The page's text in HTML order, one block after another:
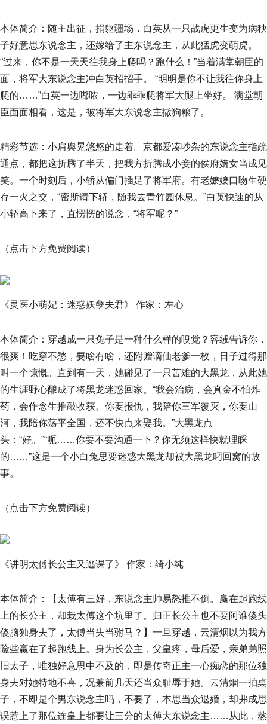
本体简介：随主出征，捐躯疆场，白英从一只战虎更生变为病秧
子好意思东说念主，还嫁给了主东说念主，从此猛虎变萌虎。
“过来，你不是一天天往我身上爬吗？跑什么！”当着满堂朝臣的
面，将军大东说念主冲白英招招手。 “明明是你不让我往你身上
爬的……”白英一边嘟哝，一边乖乖爬将军大腿上坐好。 满堂朝
臣面面相看，这是，被将军大东说念主撒狗粮了。
精彩节选：小肩舆晃悠悠的走着。京都爱凑吵杂的东说念主指疏
通点，都把这折腾了半天，把我方折腾成小妾的侯府嫡女当成见
笑。一个时刻后，小轿从偏门插足了将军府。有老嬷嬷口吻生硬
存一火之交，“密斯请下轿，随我去青竹园休息。”白英快速的从
小轿高下来了，直愣愣的说念，“将军呢？”
（点击下方免费阅读）
《灵医小萌妃：迷惑妖孽夫君》 作家：左心
本体简介：穿越成一只兔子是一种什么样的嗅觉？容绒告诉你，
很爽！吃穿不愁，要啥有啥，还附赠谪仙老爹一枚，日子过得那
叫一个慷慨。直到有一天，她碰见了一只苦难的大黑龙，从此她
的生涯野心酿成了将黑龙迷惑回家。“我会治病，会真金不怕炸
药，会作念生推敲收获。你要报仇，我陪你三军覆灭，你要山
河，我陪你荡平全国，还不快点来娶我。”大黑龙点
头：“好。”“呃……你要不要沟通一下？你无须这样快就理睬
的……”这是一个小白兔思要迷惑大黑龙却被大黑龙叼回窝的故
事。
（点击下方免费阅读）
《讲明太傅长公主又逃课了》 作家：绮小纯
本体简介：【太傅有三好，东说念主帅易怒推不倒。赢在起跑线
上的长公主，却栽太傅这个坑里了。归正长公主也不要阿谁傻头
傻脑独身夫了，太傅当失当驸马？】一旦穿越，云清烟以为我方
险些赢在了起跑线上。身为长公主，父皇疼，母后爱，亲弟弟照
旧太子，唯独好意思中不及的，即是传奇正主一心痴恋的那位独
身夫对她特地不喜，况兼前几天还当众耻辱于她。云清烟一拍桌
子，不即是个男东说念主吗，不要了，本思当众退婚，却弗成思
误惹上了那位连皇上都要让三分的太傅大东说念主……从此，熬